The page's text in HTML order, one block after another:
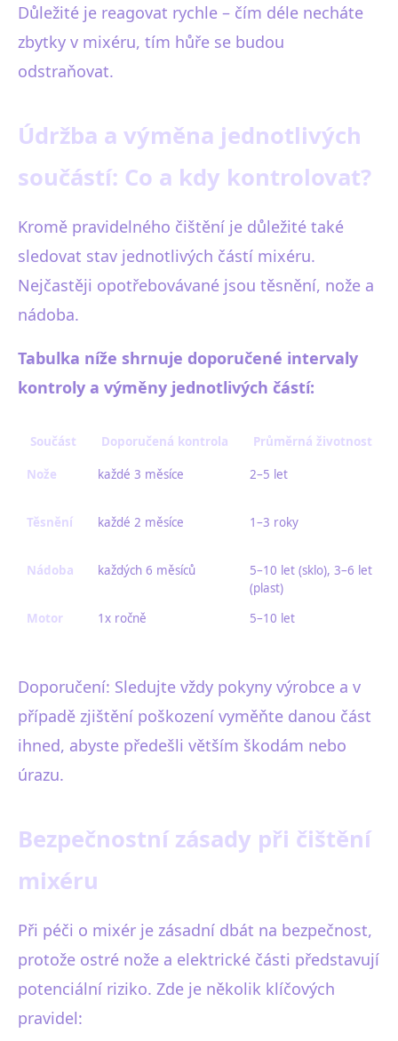
Důležité je reagovat rychle – čím déle necháte
zbytky v mixéru, tím hůře se budou
odstraňovat.
Údržba a výměna jednotlivých
součástí: Co a kdy kontrolovat?
Kromě pravidelného čištění je důležité také
sledovat stav jednotlivých částí mixéru.
Nejčastěji opotřebovávané jsou těsnění, nože a
nádoba.
Tabulka níže shrnuje doporučené intervaly
kontroly a výměny jednotlivých částí:
Součást Doporučená kontrola Průměrná životnost
Nože každé 3 měsíce 2–5 let
Těsnění
každé 2 měsíce 1–3 roky
Nádoba
každých 6 měsíců
5–10 let (sklo), 3–6 let
(plast)
Motor
1x ročně 5–10 let
Doporučení: Sledujte vždy pokyny výrobce a v
případě zjištění poškození vyměňte danou část
ihned, abyste předešli větším škodám nebo
úrazu.
Bezpečnostní zásady při čištění
mixéru
Při péči o mixér je zásadní dbát na bezpečnost,
protože ostré nože a elektrické části představují
potenciální riziko. Zde je několik klíčových
pravidel: